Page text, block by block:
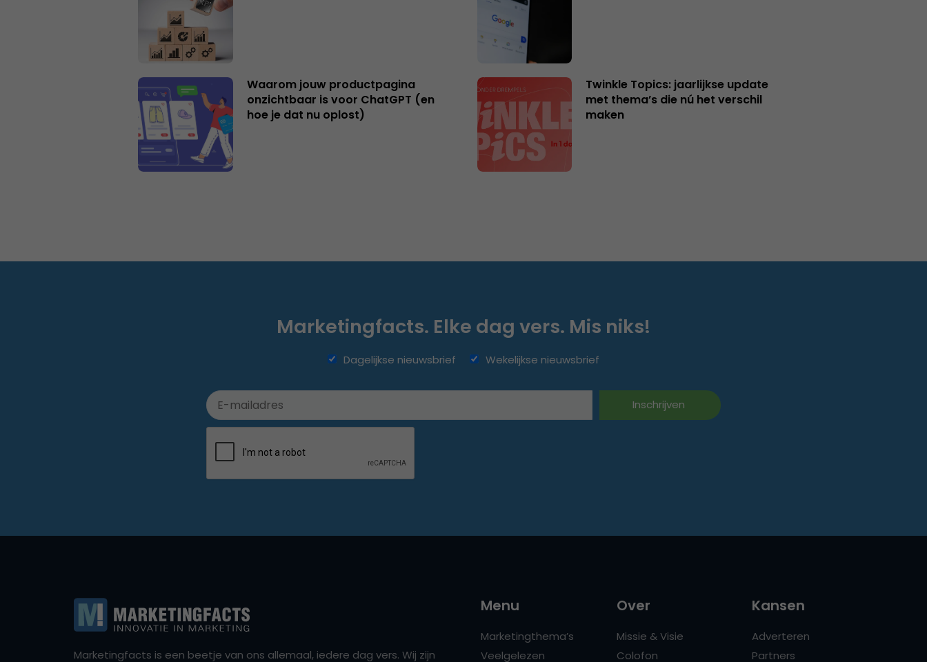
Waarom jouw productpagina
onzichtbaar is voor ChatGPT (en
hoe je dat nu oplost)
Twinkle Topics: jaarlijkse update
met thema’s die nú het verschil
maken
Marketingfacts. Elke dag vers. Mis niks!
Dagelijkse nieuwsbrief Wekelijkse nieuwsbrief
Marketingfacts is een beetje van ons allemaal, iedere dag vers. Wij zijn
Menu
Marketingthema’s
Veelgelezen
Over
Missie & Visie
Colofon
Kansen
Adverteren
Partners